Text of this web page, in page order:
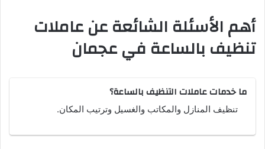
أهم الأسئلة الشائعة عن عاملات
تنظيف بالساعة في عجمان
ما خدمات عاملات التنظيف بالساعة؟
تنظيف المنازل والمكاتب والغسيل وترتيب المكان.